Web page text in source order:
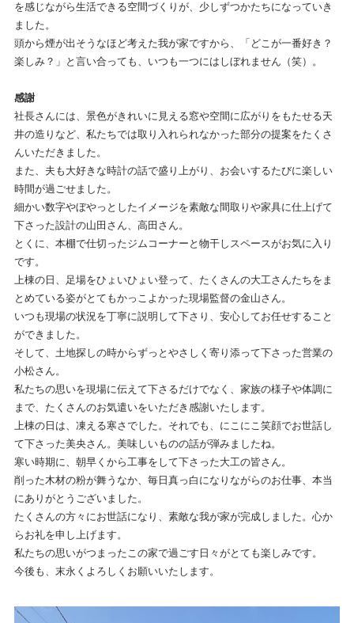
を感じながら生活できる空間づくりが、少しずつかたちになっていき
ました。
頭から煙が出そうなほど考えた我が家ですから、「どこが一番好き？
楽しみ？」と言い合っても、いつも一つにはしぼれません（笑）。
感謝
社長さんには、景色がきれいに見える窓や空間に広がりをもたせる天
井の造りなど、私たちでは取り入れられなかった部分の提案をたくさ
んいただきました。
また、夫も大好きな時計の話で盛り上がり、お会いするたびに楽しい
時間が過ごせました。
細かい数字やぼやっとしたイメージを素敵な間取りや家具に仕上げて
下さった設計の山田さん、高田さん。
とくに、本棚で仕切ったジムコーナーと物干しスペースがお気に入り
です。
上棟の日、足場をひょいひょい登って、たくさんの大工さんたちをま
とめている姿がとてもかっこよかった現場監督の金山さん。
いつも現場の状況を丁寧に説明して下さり、安心してお任せすること
ができました。
そして、土地探しの時からずっとやさしく寄り添って下さった営業の
小松さん。
私たちの思いを現場に伝えて下さるだけでなく、家族の様子や体調に
まで、たくさんのお気遣いをいただき感謝いたします。
上棟の日は、凍える寒さでした。それでも、にこにこ笑顔でお世話し
て下さった美央さん。美味しいものの話が弾みましたね。
寒い時期に、朝早くから工事をして下さった大工の皆さん。
削った木材の粉が舞うなか、毎日真っ白になりながらのお仕事、本当
にありがとうございました。
たくさんの方々にお世話になり、素敵な我が家が完成しました。心か
らお礼を申し上げます。
私たちの思いがつまったこの家で過ごす日々がとても楽しみです。
今後も、末永くよろしくお願いいたします。